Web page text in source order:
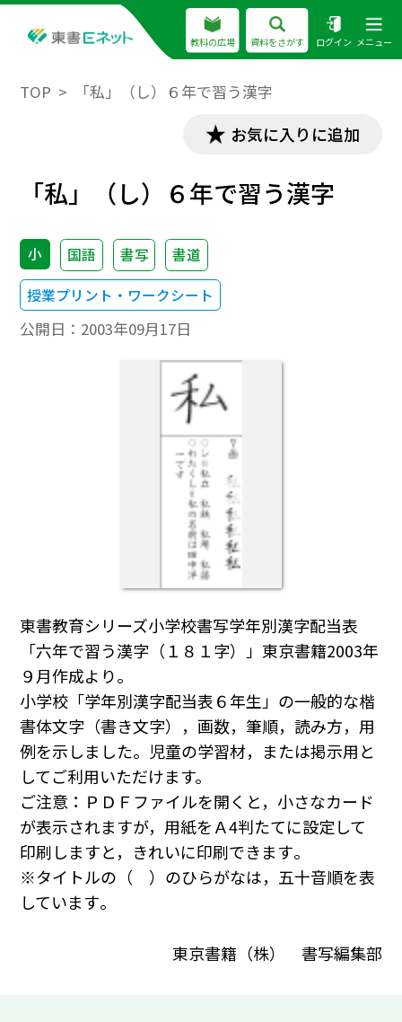
教科の広場 資料をさがす ログイン メニュー
TOP 「私」（し）６年で習う漢字
お気に入りに追加
「私」（し）６年で習う漢字
小 国語 書写
書道
授業プリント・ワークシート
公開日： 2003年09月17日
東書教育シリーズ小学校書写学年別漢字配当表
「六年で習う漢字（１８１字）」東京書籍2003年
９月作成より。
小学校「学年別漢字配当表６年生」の一般的な楷
書体文字（書き文字），画数，筆順，読み方，用
例を示しました。児童の学習材，または掲示用と
してご利用いただけます。
ご注意：ＰＤＦファイルを開くと，小さなカード
が表示されますが，用紙をＡ4判たてに設定して
印刷しますと，きれいに印刷できます｡
※タイトルの（ ）のひらがなは，五十音順を表
しています｡
東京書籍（株） 書写編集部